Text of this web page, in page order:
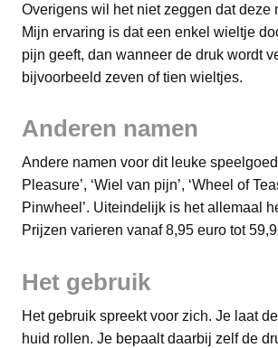
Overigens wil het niet zeggen dat deze
Mijn ervaring is dat een enkel wieltje
pijn geeft, dan wanneer de druk wordt
bijvoorbeeld zeven of tien wieltjes.
​Anderen namen
Andere namen voor dit leuke
Pleasure’, ‘Wiel van pijn’, ‘Wheel of
Pinwheel’. Uiteindelijk is het allemaal
​Prijzen varieren vanaf 8,95 euro tot
​Het gebruik
Het gebruik spreekt voor zich. Je laat
huid rollen. Je bepaalt daarbij zelf de